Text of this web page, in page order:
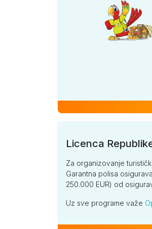
Licenca
Za organizovanje
Garantna polisa
250.000 EUR) od
Uz sve programe važe